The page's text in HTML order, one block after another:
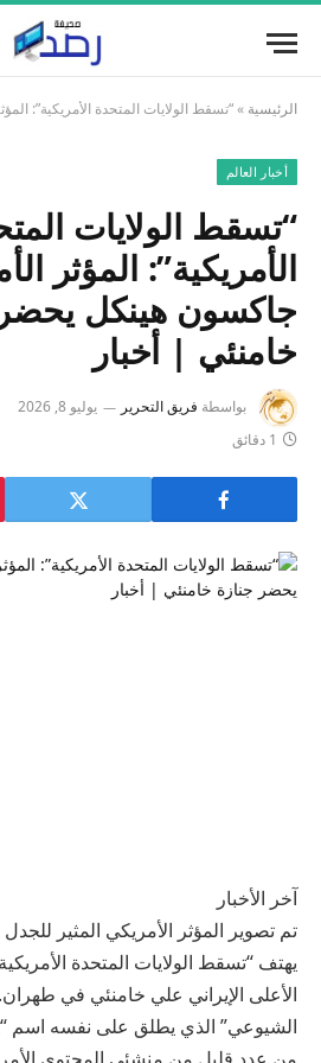
الرئيسية »“تسقط الولايات المتحدة الأمريكية”: المؤثر
أخبار العالم
“تسقط الولايات
الأمريكية”: المؤثر
جاكسون هينكل
خامنئي | أخبار
بواسطة فريق التحرير يوليو 8, 2026
1 دقائق
آخر الأخبار
تم تصوير المؤثر الأمريكي المثير
يهتف “تسقط الولايات المتحدة